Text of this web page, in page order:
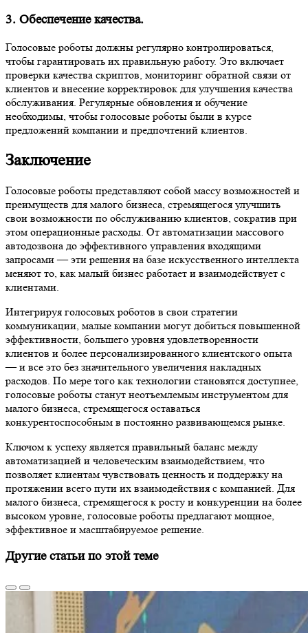
3. Обеспечение качества.
Голосовые роботы должны регулярно контролироваться,
чтобы гарантировать их правильную работу. Это включает
проверки качества скриптов, мониторинг обратной связи от
клиентов и внесение корректировок для улучшения качества
обслуживания. Регулярные обновления и обучение
необходимы, чтобы голосовые роботы были в курсе
предложений компании и предпочтений клиентов.
Заключение
Голосовые роботы представляют собой массу возможностей и
преимуществ для малого бизнеса, стремящегося улучшить
свои возможности по обслуживанию клиентов, сократив при
этом операционные расходы. От автоматизации массового
автодозвона до эффективного управления входящими
запросами — эти решения на базе искусственного интеллекта
меняют то, как малый бизнес работает и взаимодействует с
клиентами.
Интегрируя голосовых роботов в свои стратегии
коммуникации, малые компании могут добиться повышенной
эффективности, большего уровня удовлетворенности
клиентов и более персонализированного клиентского опыта
— и все это без значительного увеличения накладных
расходов. По мере того как технологии становятся доступнее,
голосовые роботы станут неотъемлемым инструментом для
малого бизнеса, стремящегося оставаться
конкурентоспособным в постоянно развивающемся рынке.
Ключом к успеху является правильный баланс между
автоматизацией и человеческим взаимодействием, что
позволяет клиентам чувствовать ценность и поддержку на
протяжении всего пути их взаимодействия с компанией. Для
малого бизнеса, стремящегося к росту и конкуренции на более
высоком уровне, голосовые роботы предлагают мощное,
эффективное и масштабируемое решение.
Другие статьи по этой теме